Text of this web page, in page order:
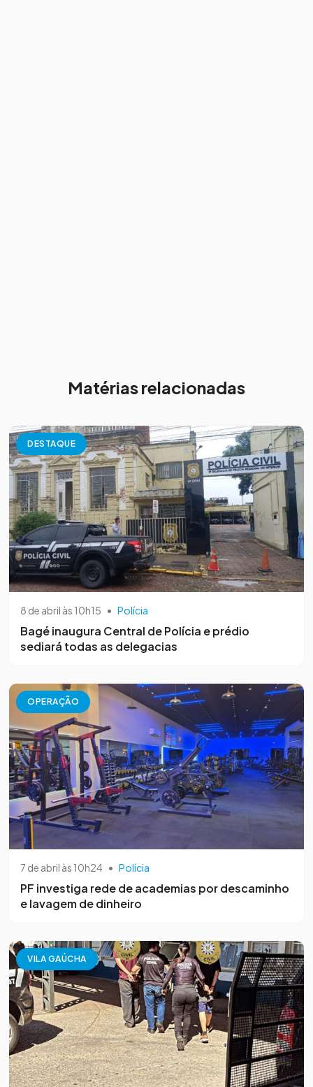
Matérias relacionadas
DESTAQUE
8 de abril às 10h15 • Polícia
Bagé inaugura Central de Polícia e prédio
sediará todas as delegacias
OPERAÇÃO
7 de abril às 10h24 • Polícia
PF investiga rede de academias por descaminho
e lavagem de dinheiro
VILA GAÚCHA